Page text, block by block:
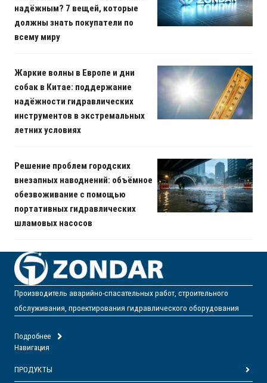
надёжным? 7 вещей, которые
должны знать покупатели по
всему миру
Жаркие волны в Европе и дни
собак в Китае: поддержание
надёжности гидравлических
инструментов в экстремальных
летних условиях
Решение проблем городских
внезапных наводнений: объёмное
обезвоживание с помощью
портативных гидравлических
шламовых насосов
Производитель аварийно-спасательных работ, строительного
обслуживания, проектирования гидравлического оборудования
Подробнее
Навигация
ПРОДУКТЫ